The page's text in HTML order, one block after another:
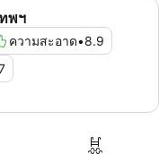
พฯ
ความสะอาด•8.9